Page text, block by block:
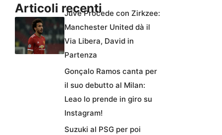
Articoli recentiJuve Procede con Zirkzee:
Manchester United dà il
Via Libera, David in
Partenza
Gonçalo Ramos canta per
il suo debutto al Milan:
Leao lo prende in giro su
Instagram!
Suzuki al PSG per poi